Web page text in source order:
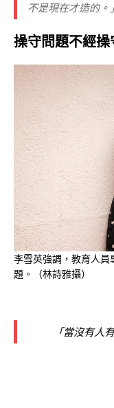
不是現在才造的。」
操守問題不經
李雪英強調，教育人員
題。（林詩雅攝）
「當沒有人